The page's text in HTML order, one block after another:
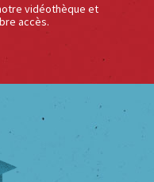
vidéothèque et
accès.